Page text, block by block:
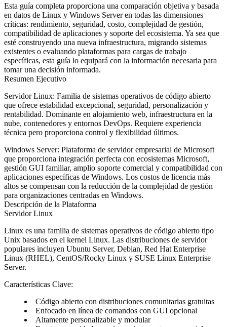
Esta guía completa proporciona una comparación objetiva y basada
en datos de Linux y Windows Server en todas las dimensiones
críticas: rendimiento, seguridad, costo, complejidad de gestión,
compatibilidad de aplicaciones y soporte del ecosistema. Ya sea que
esté construyendo una nueva infraestructura, migrando sistemas
existentes o evaluando plataformas para cargas de trabajo
específicas, esta guía lo equipará con la información necesaria para
tomar una decisión informada.
Resumen Ejecutivo
Servidor Linux: Familia de sistemas operativos de código abierto
que ofrece estabilidad excepcional, seguridad, personalización y
rentabilidad. Dominante en alojamiento web, infraestructura en la
nube, contenedores y entornos DevOps. Requiere experiencia
técnica pero proporciona control y flexibilidad últimos.
Windows Server: Plataforma de servidor empresarial de Microsoft
que proporciona integración perfecta con ecosistemas Microsoft,
gestión GUI familiar, amplio soporte comercial y compatibilidad con
aplicaciones específicas de Windows. Los costos de licencia más
altos se compensan con la reducción de la complejidad de gestión
para organizaciones centradas en Windows.
Descripción de la Plataforma
Servidor Linux
Linux es una familia de sistemas operativos de código abierto tipo
Unix basados en el kernel Linux. Las distribuciones de servidor
populares incluyen Ubuntu Server, Debian, Red Hat Enterprise
Linux (RHEL), CentOS/Rocky Linux y SUSE Linux Enterprise
Server.
Características Clave:
Código abierto con distribuciones comunitarias gratuitas
Enfocado en línea de comandos con GUI opcional
Altamente personalizable y modular